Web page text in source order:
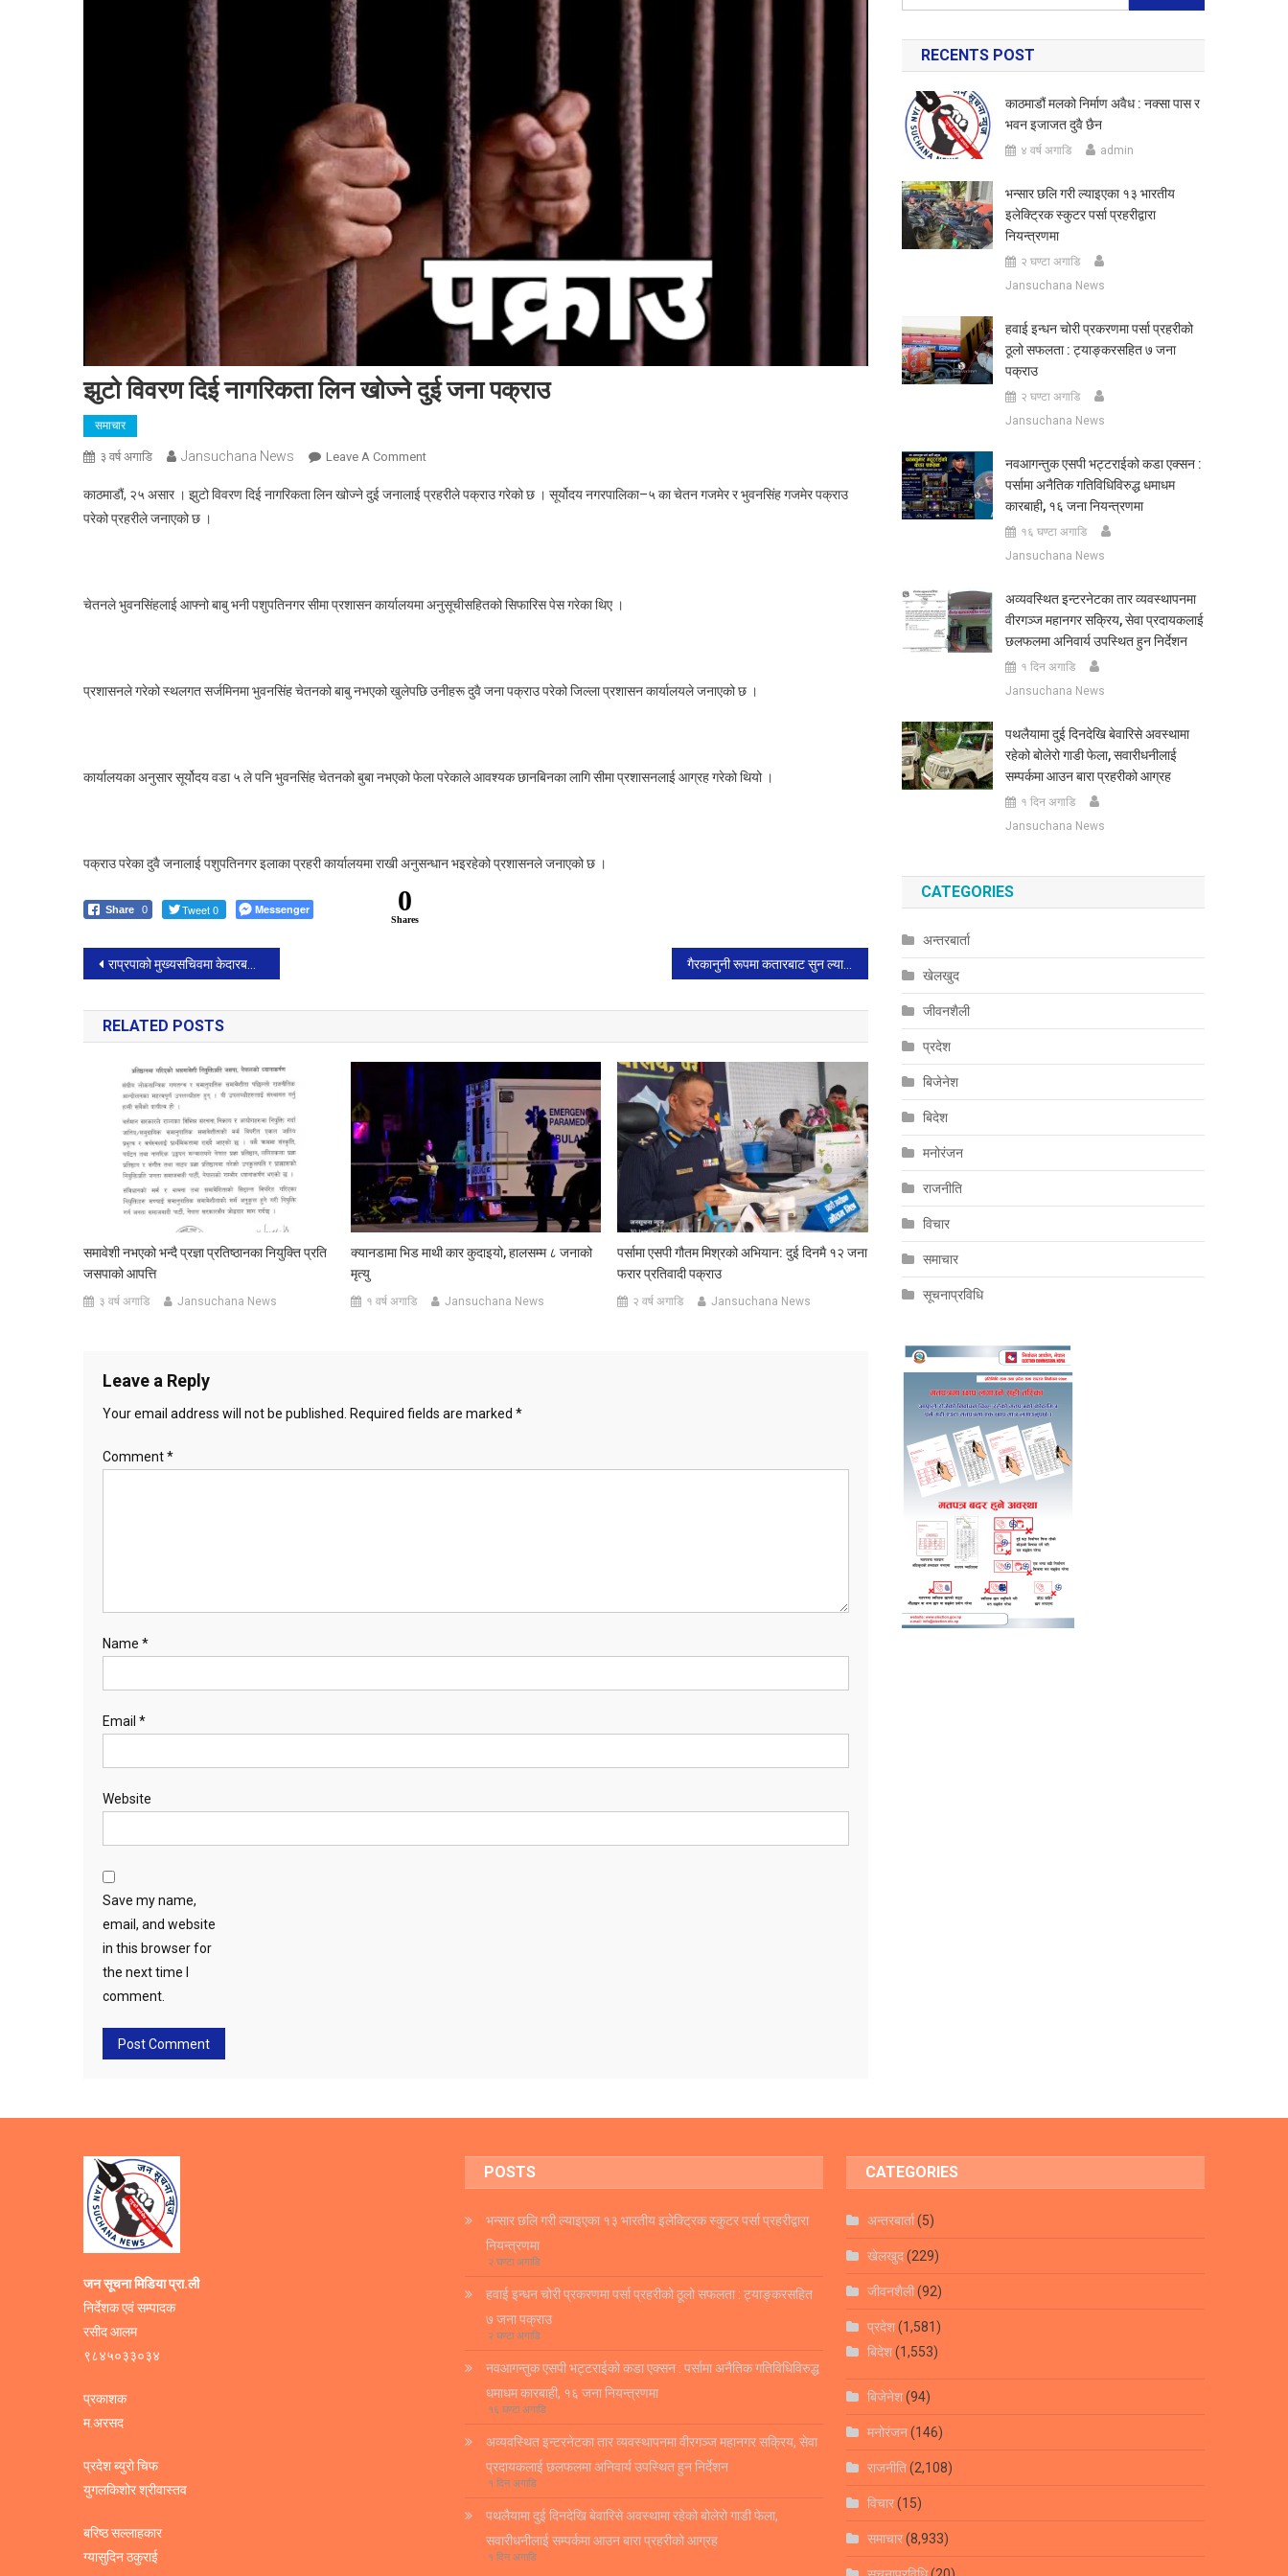
झुटो विवरण दिई नागरिकता लिन खोज्ने दुई जना पक्राउ
समाचार
३ वर्ष अगाडि Jansuchana News Leave A CommentOn
विवरण
दुई
काठमाडौं, २५ असार । झुटो विवरण दिई नागरिकता लिन खोज्ने दुई जनालाई प्रहरीले पक्राउ गरेको छ । सूर्योदय नगरपालिका–५ का चेतन गजमेर र भुवनसिंह गजमेर पक्राउ
परेको प्रहरीले जनाएको छ ।
चेतनले भुवनसिंहलाई आफ्नो बाबु भनी पशुपतिनगर सीमा प्रशासन कार्यालयमा अनुसूचीसहितको सिफारिस पेस गरेका थिए ।
प्रशासनले गरेको स्थलगत सर्जमिनमा भुवनसिंह चेतनको बाबु नभएको खुलेपछि उनीहरू दुवै जना पक्राउ परेको जिल्ला प्रशासन कार्यालयले जनाएको छ ।
कार्यालयका अनुसार सूर्योदय वडा ५ ले पनि भुवनसिंह चेतनको बुबा नभएको फेला परेकाले आवश्यक छानबिनका लागि सीमा प्रशासनलाई आग्रह गरेको थियो ।
पक्राउ परेका दुवै जनालाई पशुपतिनगर इलाका प्रहरी कार्यालयमा राखी अनुसन्धान भइरहेको प्रशासनले जनाएको छ ।
Share 0 Tweet 0 Messenger 0
Shares
Post
navigation
राप्रपाको मुख्यसचिवमा केदारबहादुर अधिकारी मनोनीत गैरकानुनी रूपमा कतारबाट सुन ल्याउने समूह पक्राउ
RELATED POSTS
समावेशी नभएको भन्दै प्रज्ञा प्रतिष्ठानका नियुक्ति प्रति
जसपाको आपत्ति
३ वर्ष अगाडि Jansuchana News
क्यानडामा भिड माथी कार कुदाइयो, हालसम्म ८ जनाको
मृत्यु
१ वर्ष अगाडि Jansuchana News
पर्सामा एसपी गौतम मिश्रको अभियान: दुई दिनमै १२ जना
फरार प्रतिवादी पक्राउ
२ वर्ष अगाडि Jansuchana News
Leave a Reply
Your email address will not be published. Required fields are marked *
Comment*
Name *
Email *
Website
Save my name,
email, and website
in this browser for
the next time I
comment.
for:
RECENTS POST
काठमाडौं मलको निर्माण अवैध : नक्सा पास र
भवन इजाजत दुवै छैन
४ वर्ष अगाडि admin
भन्सार छलि गरी ल्याइएका १३ भारतीय
इलेक्ट्रिक स्कुटर पर्सा प्रहरीद्वारा
नियन्त्रणमा
२ घण्टा अगाडि
Jansuchana News
हवाई इन्धन चोरी प्रकरणमा पर्सा प्रहरीको
ठूलो सफलता : ट्याङ्करसहित ७ जना
पक्राउ
२ घण्टा अगाडि
Jansuchana News
नवआगन्तुक एसपी भट्टराईको कडा एक्सन :
पर्सामा अनैतिक गतिविधिविरुद्ध धमाधम
कारबाही, १६ जना नियन्त्रणमा
१६ घण्टा अगाडि
Jansuchana News
अव्यवस्थित इन्टरनेटका तार व्यवस्थापनमा
वीरगञ्ज महानगर सक्रिय, सेवा प्रदायकलाई
छलफलमा अनिवार्य उपस्थित हुन निर्देशन
१ दिन अगाडि
Jansuchana News
पथलैयामा दुई दिनदेखि बेवारिसे अवस्थामा
रहेको बोलेरो गाडी फेला, सवारीधनीलाई
सम्पर्कमा आउन बारा प्रहरीको आग्रह
१ दिन अगाडि
Jansuchana News
CATEGORIES
अन्तरबार्ता
खेलखुद
जीवनशैली
प्रदेश
बिजेनेश
बिदेश
मनोरंजन
राजनीति
विचार
समाचार
सूचनाप्रविधि
जन सूचना मिडिया प्रा.ली
निर्देशक एवं सम्पादक
रसीद आलम
९८४५०३३०३४
प्रकाशक
म.अरसद
प्रदेश ब्युरो चिफ
युगलकिशोर श्रीवास्तव
बरिष्ठ सल्लाहकार
ग्यासुदिन ठकुराई
POSTS
भन्सार छलि गरी ल्याइएका १३ भारतीय इलेक्ट्रिक स्कुटर पर्सा प्रहरीद्वारा
नियन्त्रणमा
२ घण्टा अगाडि
हवाई इन्धन चोरी प्रकरणमा पर्सा प्रहरीको ठूलो सफलता : ट्याङ्करसहित
७ जना पक्राउ
२ घण्टा अगाडि
नवआगन्तुक एसपी भट्टराईको कडा एक्सन : पर्सामा अनैतिक गतिविधिविरुद्ध
धमाधम कारबाही, १६ जना नियन्त्रणमा
१६ घण्टा अगाडि
अव्यवस्थित इन्टरनेटका तार व्यवस्थापनमा वीरगञ्ज महानगर सक्रिय, सेवा
प्रदायकलाई छलफलमा अनिवार्य उपस्थित हुन निर्देशन
१ दिन अगाडि
पथलैयामा दुई दिनदेखि बेवारिसे अवस्थामा रहेको बोलेरो गाडी फेला,
सवारीधनीलाई सम्पर्कमा आउन बारा प्रहरीको आग्रह
१ दिन अगाडि
CATEGORIES
अन्तरबार्ता(5)
खेलखुद(229)
जीवनशैली(92)
प्रदेश(1,581)
बिदेश(1,553)
बिजेनेश(94)
मनोरंजन(146)
राजनीति(2,108)
विचार(15)
समाचार(8,933)